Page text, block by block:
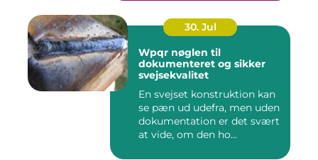
30. Jul
Wpqr nøglen til
dokumenteret og sikker
svejsekvalitet
En svejset konstruktion kan
se pæn ud udefra, men uden
dokumentation er det svært
at vide, om den ho...